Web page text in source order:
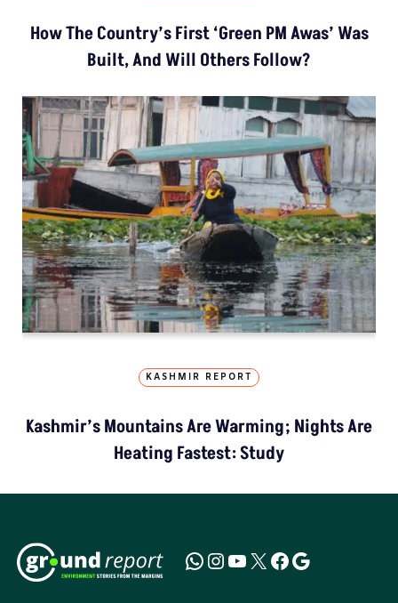
How The Country’s First ‘Green PM Awas’ Was
Built, And Will Others Follow?
KASHMIR REPORT
Kashmir’s Mountains Are Warming; Nights Are
Heating Fastest: Study